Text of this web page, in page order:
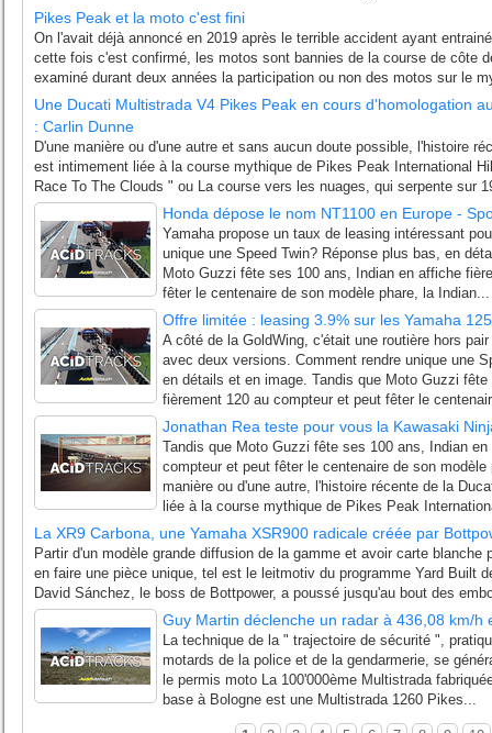
Pikes Peak et la moto c'est fini
On l'avait déjà annoncé en 2019 après le terrible accident ayant
cette fois c'est confirmé, les motos sont bannies de la course de côte
examiné durant deux années la participation ou non des motos sur le
Une Ducati Multistrada V4 Pikes Peak en cours d'homologation
: Carlin Dunne
D'une manière ou d'une autre et sans aucun doute possible, l'histoire
est intimement liée à la course mythique de Pikes Peak International
Race To The Clouds " ou La course vers les nuages, qui serpente sur
Honda dépose le nom NT1100 en Europe -
Yamaha propose un taux de leasing intéressant
unique une Speed Twin? Réponse plus bas, en
Moto Guzzi fête ses 100 ans, Indian en affiche
fêter le centenaire de son modèle phare, la Indian...
Offre limitée : leasing 3.9% sur les Yamaha
A côté de la GoldWing, c'était une routière hors
avec deux versions. Comment rendre unique une
en détails et en image. Tandis que Moto Guzzi
fièrement 120 au compteur et peut fêter le
Jonathan Rea teste pour vous la Kawasaki
Tandis que Moto Guzzi fête ses 100 ans, Indian
compteur et peut fêter le centenaire de son
manière ou d'une autre, l'histoire récente de la
liée à la course mythique de Pikes Peak
La XR9 Carbona, une Yamaha XSR900 radicale créée par
Partir d'un modèle grande diffusion de la gamme et avoir carte blanche
en faire une pièce unique, tel est le leitmotiv du programme Yard Built
David Sánchez, le boss de Bottpower, a poussé jusqu'au bout des
Guy Martin déclenche un radar à 436,08 km/h
La technique de la " trajectoire de sécurité ",
motards de la police et de la gendarmerie, se
le permis moto La 100'000ème Multistrada
base à Bologne est une Multistrada 1260 Pikes...